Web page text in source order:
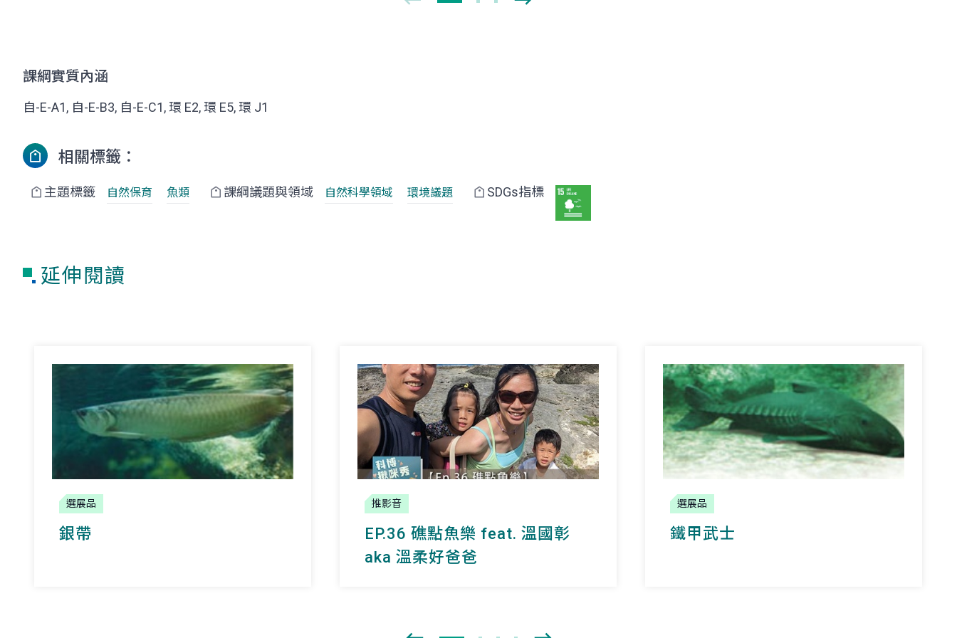
課綱實質內涵
自-E-A1, 自-E-B3, 自-E-C1, 環 E2, 環 E5, 環 J1
相關標籤：
主題標籤 自然保育 魚類 課綱議題與領域 自然科學領域 環境議題 SDGs指標
延伸閱讀
選展品
銀帶
推影音
EP.36 礁點魚樂 feat. 溫國彰
aka 溫柔好爸爸
選展品
鐵甲武士